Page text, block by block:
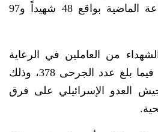
العدوان خلال الـ24 ساعة الماضية بواقع 48 شهيداً و97
من العاملين في الرعاية
الصحية بلغ 128 شهيداً، فيما بلغ عدد الجرحى 378، وذلك
من جيش العدو الإسرائيلي على فرق